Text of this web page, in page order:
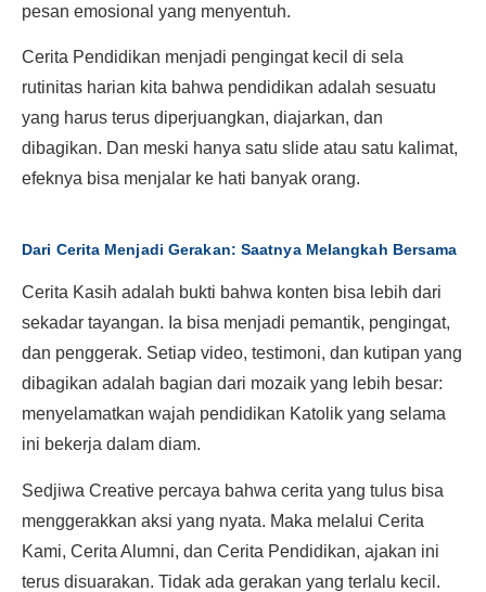
pesan emosional yang menyentuh.
Cerita Pendidikan menjadi pengingat kecil di sela
rutinitas harian kita bahwa pendidikan adalah sesuatu
yang harus terus diperjuangkan, diajarkan, dan
dibagikan. Dan meski hanya satu slide atau satu kalimat,
efeknya bisa menjalar ke hati banyak orang.
Dari Cerita Menjadi Gerakan: Saatnya Melangkah Bersama
Cerita Kasih adalah bukti bahwa konten bisa lebih dari
sekadar tayangan. Ia bisa menjadi pemantik, pengingat,
dan penggerak. Setiap video, testimoni, dan kutipan yang
dibagikan adalah bagian dari mozaik yang lebih besar:
menyelamatkan wajah pendidikan Katolik yang selama
ini bekerja dalam diam.
Sedjiwa Creative percaya bahwa cerita yang tulus bisa
menggerakkan aksi yang nyata. Maka melalui Cerita
Kami, Cerita Alumni, dan Cerita Pendidikan, ajakan ini
terus disuarakan. Tidak ada gerakan yang terlalu kecil.